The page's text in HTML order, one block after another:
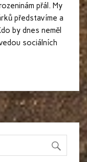
přál. My
představíme a
by dnes neměl
sociálních